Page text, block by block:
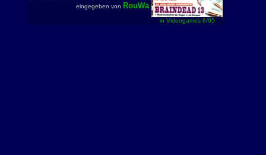
eingegeben von RouWa
in Videogames 6/95